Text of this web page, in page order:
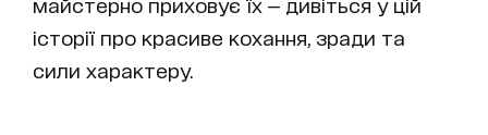
майстерно приховує їх — дивіться у цій
історії про красиве кохання, зради та
сили характеру.